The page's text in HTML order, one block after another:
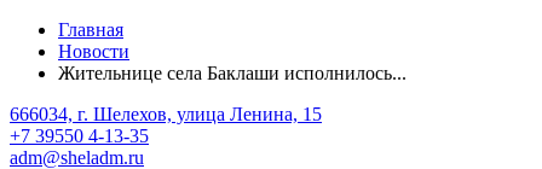
Главная
Новости
Жительнице села Баклаши исполнилось...
666034, г. Шелехов, улица Ленина, 15
+7 39550 4-13-35
adm@sheladm.ru